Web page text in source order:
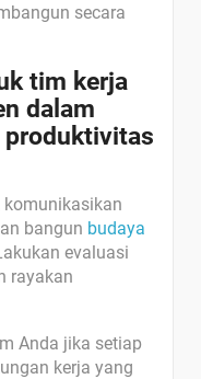
secara
tim kerja
dalam
produktivitas
komunikasikan
bangun budaya
evaluasi
rayakan
Anda jika setiap
kerja yang